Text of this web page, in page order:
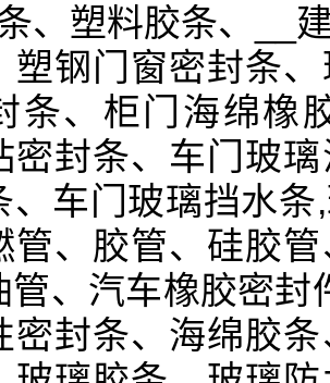
、塑料胶条、__
塑钢门窗密封条
条、柜门海绵橡
密封条、车门玻
、车门玻璃挡水
管、胶管、硅胶
管、汽车橡胶密
密封条、海绵胶